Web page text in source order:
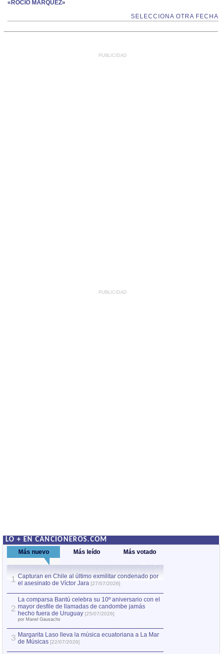
«ROCÍO MÁRQUEZ»
SELECCIONA OTRA FECHA
PUBLICIDAD
PUBLICIDAD
LO + EN CANCIONEROS.COM
Más nuevo Más leído Más votado
1 Capturan en Chile al último exmilitar condenado por
el asesinato de Víctor Jara [27/07/2026]
2
La comparsa Bantú celebra su 10º aniversario con el
mayor desfile de llamadas de candombe jamás
hecho fuera de Uruguay [25/07/2026]
por Manel Gausachs
3 Margarita Laso lleva la música ecuatoriana a La Mar
de Músicas [22/07/2026]